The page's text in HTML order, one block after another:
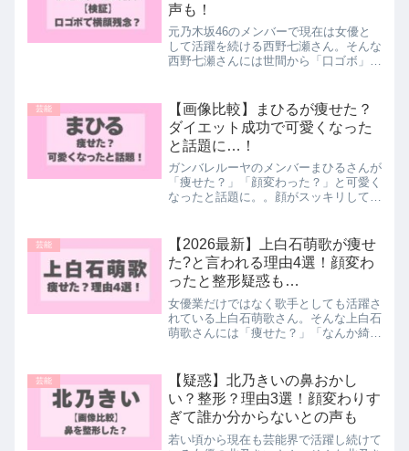
声も！
元乃木坂46のメンバーで現在は女優と
して活躍を続ける西野七瀬さん。そんな
西野七瀬さんには世間から「口ゴボ」で
念...」や「出っ歯」という声も。。。今
回は西野七瀬さんは実...
芸能
【画像比較】まひるが痩せた？
ダイエット成功で可愛くなった
と話題に…！
ガンバレルーヤのメンバーまひるさんが
「痩せた？」「顔変わった？」と可愛く
なったと話題に。。顔がスッキリして、
キロの減量に成功したという噂も...そこ
で今回はまひるさんが...
芸能
【2026最新】上白石萌歌が痩せ
た?と言われる理由4選！顔変わ
ったと整形疑惑も…
女優業だけではなく歌手としても活躍さ
れている上白石萌歌さん。そんな上白石
萌歌さんには「痩せた？」「なんか綺麗
あるようで「整形」を疑う声もあるんで
すよ。そこで今回は上白石...
芸能
【疑惑】北乃きいの鼻おかし
い？整形？理由3選！顔変わりす
ぎて誰か分からないとの声も
若い頃から現在も芸能界で活躍し続けて